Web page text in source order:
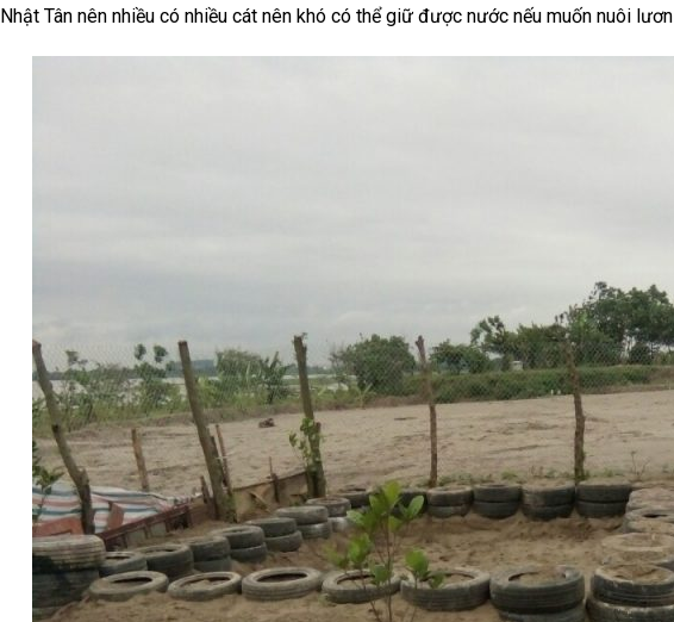
Nhật Tân nên nhiều có nhiều cát nên khó có thể giữ được nước nếu muốn nuôi lươn